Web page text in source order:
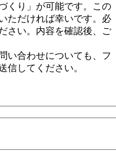
くり」が可能です。この
ただければ幸いです。必
さい。内容を確認後、ご
い合わせについても、フ
信してください。